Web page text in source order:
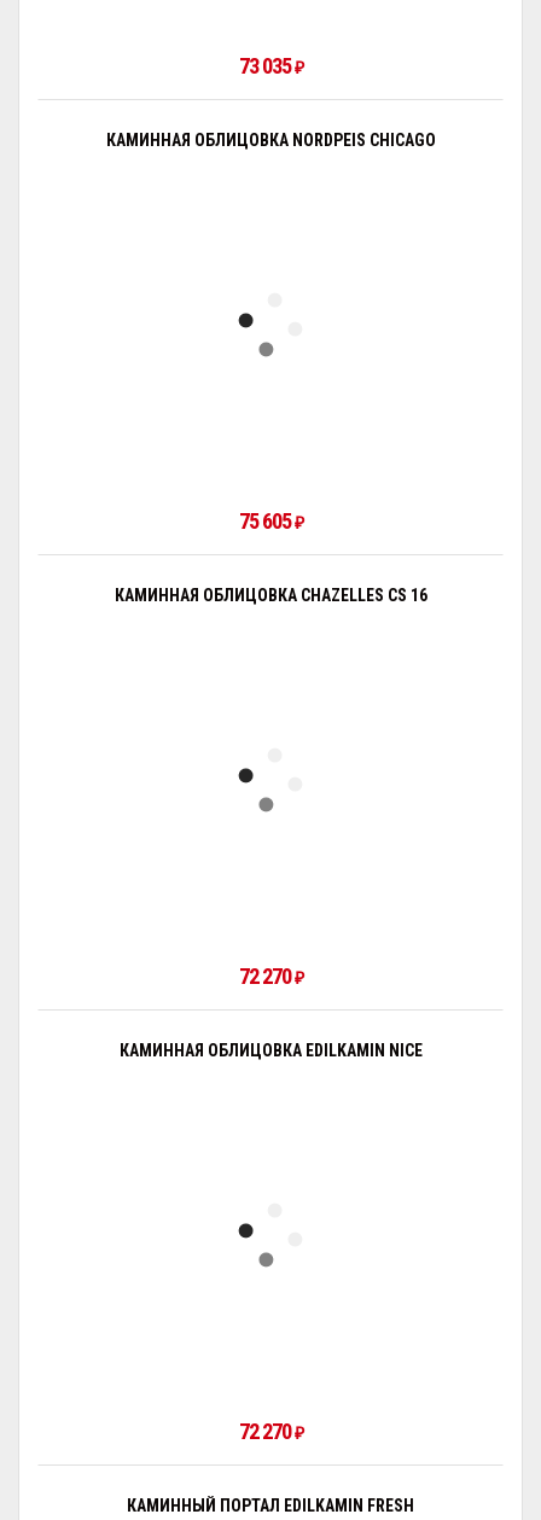
73 035₽
КАМИННАЯ ОБЛИЦОВКА NORDPEIS CHICAGO
75 605₽
КАМИННАЯ ОБЛИЦОВКА CHAZELLES CS 16
72 270₽
КАМИННАЯ ОБЛИЦОВКА EDILKAMIN NICE
72 270₽
КАМИННЫЙ ПОРТАЛ EDILKAMIN FRESH